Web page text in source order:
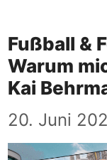
Fußball &
Warum
Kai
20. Juni